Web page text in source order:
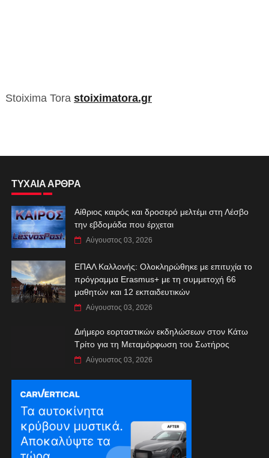
Stoixima Tora stoiximatora.gr
ΤΥΧΑΙΑ ΑΡΘΡΑ
Αίθριος καιρός και δροσερό μελτέμι στη Λέσβο
την εβδομάδα που έρχεται
Αύγουστος 03, 2026
ΕΠΑΛ Καλλονής: Ολοκληρώθηκε με επιτυχία το
πρόγραμμα Erasmus+ με τη συμμετοχή 66
μαθητών και 12 εκπαιδευτικών
Αύγουστος 03, 2026
Διήμερο εορταστικών εκδηλώσεων στον Κάτω
Τρίτο για τη Μεταμόρφωση του Σωτήρος
Αύγουστος 03, 2026